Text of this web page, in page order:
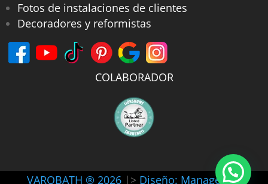
Fotos de instalaciones de clientes
Decoradores y reformistas
COLABORADOR
VAROBATH ® 2026 |> Diseño: Manager-